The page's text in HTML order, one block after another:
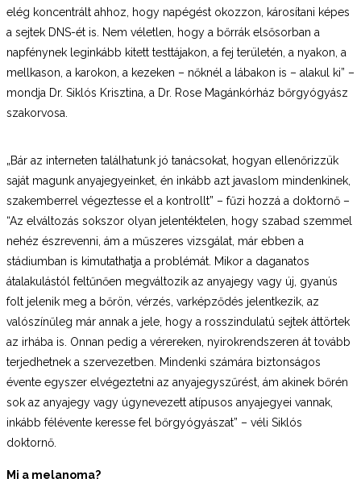
elég koncentrált ahhoz, hogy napégést okozzon, károsítani képes
a sejtek DNS-ét is. Nem véletlen, hogy a bőrrák elsősorban a
napfénynek leginkább kitett testtájakon, a fej területén, a nyakon, a
mellkason, a karokon, a kezeken – nőknél a lábakon is – alakul ki” –
mondja Dr. Siklós Krisztina, a Dr. Rose Magánkórház bőrgyógyász
szakorvosa.
„Bár az interneten találhatunk jó tanácsokat, hogyan ellenőrizzük
saját magunk anyajegyeinket, én inkább azt javaslom mindenkinek,
szakemberrel végeztesse el a kontrollt” – fűzi hozzá a doktornő –
“Az elváltozás sokszor olyan jelentéktelen, hogy szabad szemmel
nehéz észrevenni, ám a műszeres vizsgálat, már ebben a
stádiumban is kimutathatja a problémát. Mikor a daganatos
átalakulástól feltűnően megváltozik az anyajegy vagy új, gyanús
folt jelenik meg a bőrön, vérzés, varképződés jelentkezik, az
valószínűleg már annak a jele, hogy a rosszindulatú sejtek áttörtek
az irhába is. Onnan pedig a vérereken, nyirokrendszeren át tovább
terjedhetnek a szervezetben. Mindenki számára biztonságos
évente egyszer elvégeztetni az anyajegyszűrést, ám akinek bőrén
sok az anyajegy vagy úgynevezett atípusos anyajegyei vannak,
inkább félévente keresse fel bőrgyógyászat” – véli Siklós
doktornő.
Mi a melanoma?